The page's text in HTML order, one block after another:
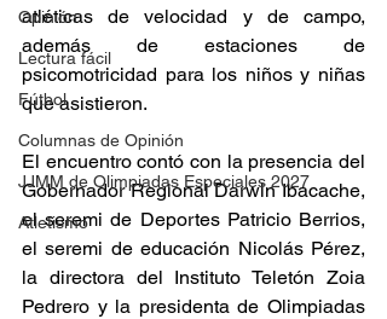
Opinión
Lectura fácil
Fútbol
Columnas de Opinión
JJMM de Olimpiadas Especiales 2027
Atletismo
atléticas de velocidad y de campo,
además de estaciones de
psicomotricidad para los niños y niñas
que asistieron.
El encuentro contó con la presencia del
Gobernador Regional Darwin Ibacache,
el seremi de Deportes Patricio Berrios,
el seremi de educación Nicolás Pérez,
la directora del Instituto Teletón Zoia
Pedrero y la presidenta de Olimpiadas